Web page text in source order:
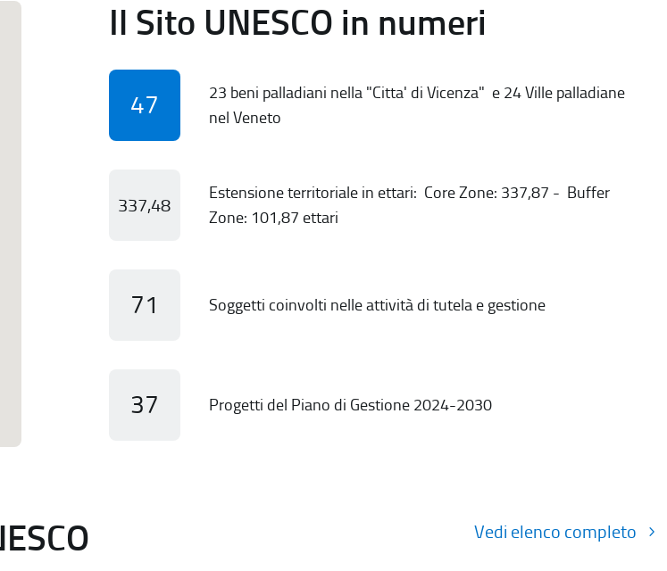
Il Sito UNESCO in numeri
47
23 beni palladiani nella "Citta' di Vicenza" e 24 Ville palladiane
nel Veneto
337,48
Estensione territoriale in ettari: Core Zone: 337,87 - Buffer
Zone: 101,87 ettari
71 Soggetti coinvolti nelle attività di tutela e gestione
37 Progetti del Piano di Gestione 2024-2030
Vedi elenco completo